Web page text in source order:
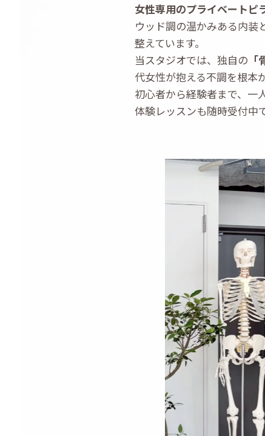
女性専用のプライベートピ
ウッド調の温かみある内装
整えています。
当スタジオでは、独自の
代女性が抱える不調を根本
初心者から経験者まで、一
体験レッスンも随時受付中